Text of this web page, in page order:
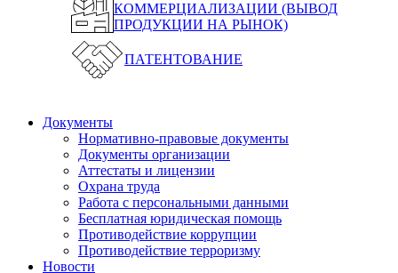
КОММЕРЦИАЛИЗАЦИИ (ВЫВОД
ПРОДУКЦИИ НА РЫНОК)
ПАТЕНТОВАНИЕ
Документы
Нормативно-правовые документы
Документы организации
Аттестаты и лицензии
Охрана труда
Работа с персональными данными
Бесплатная юридическая помощь
Противодействие коррупции
Противодействие терроризму
Новости